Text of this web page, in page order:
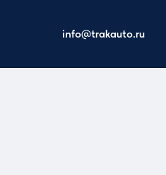
info@trakauto.ru